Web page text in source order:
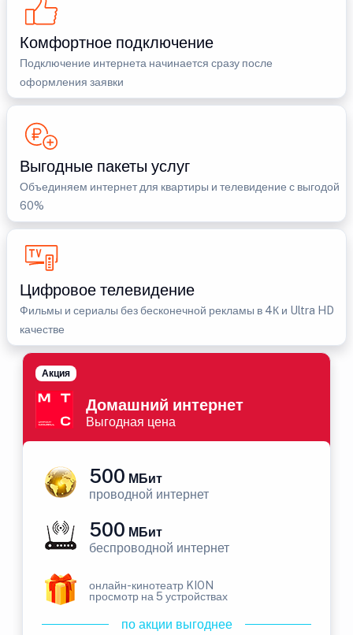
Комфортное подключение
Подключение интернета начинается сразу после
оформления заявки
Выгодные пакеты услуг
Объединяем интернет для квартиры и телевидение с выгодой
60%
Цифровое телевидение
Фильмы и сериалы без бесконечной рекламы в 4К и Ultra HD
качестве
Домашний интернет
Выгодная цена
Акция
500 МБит
проводной интернет
500 МБит
беспроводной интернет
онлайн-кинотеатр KION
просмотр на 5 устройствах
по акции выгоднее